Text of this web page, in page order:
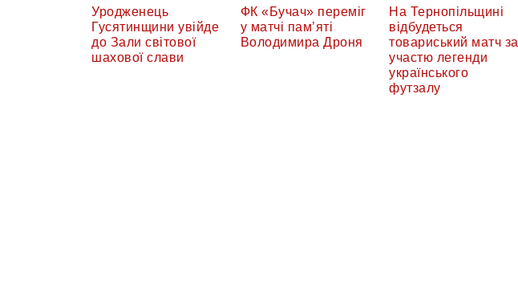
Уродженець
Гусятинщини увійде
до Зали світової
шахової слави
ФК «Бучач» переміг
у матчі пам’яті
Володимира Дроня
На Тернопільщині
відбудеться
товариський матч за
участю легенди
українського
футзалу